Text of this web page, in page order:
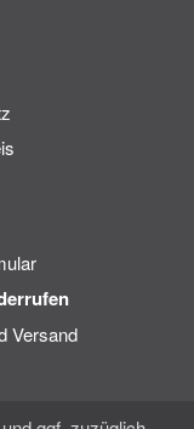
Versand